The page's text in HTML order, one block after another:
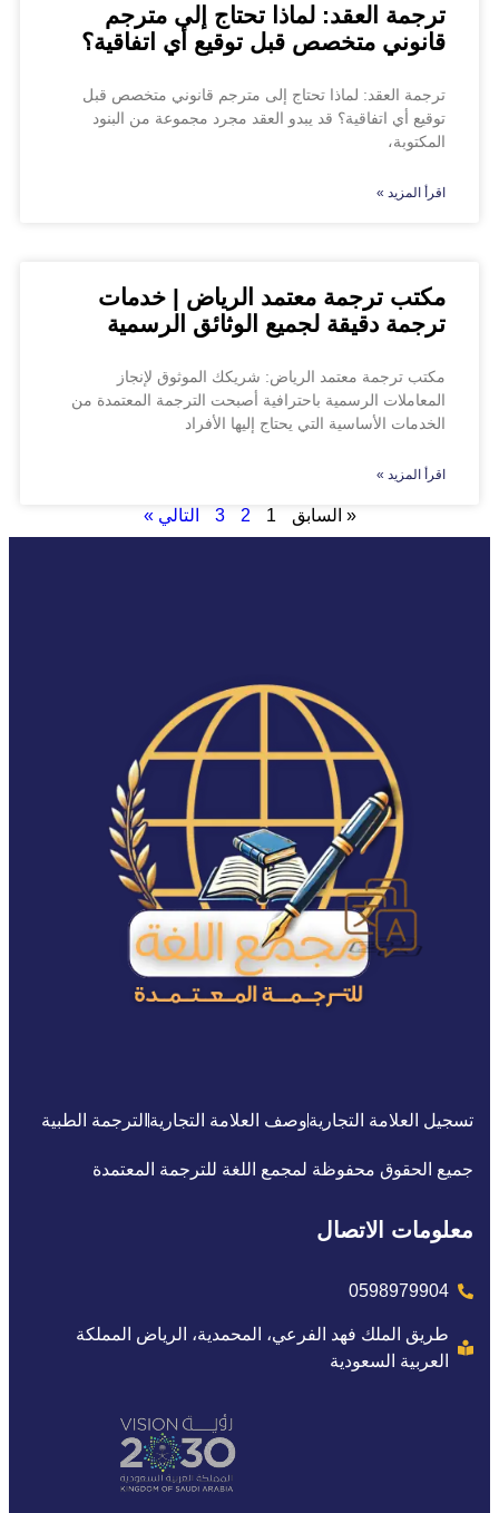
ترجمة العقد: لماذا تحتاج إلى مترجم
قانوني متخصص قبل توقيع أي اتفاقية؟
ترجمة العقد: لماذا تحتاج إلى مترجم قانوني متخصص قبل
توقيع أي اتفاقية؟ قد يبدو العقد مجرد مجموعة من البنود
المكتوبة،
اقرأ المزيد »
مكتب ترجمة معتمد الرياض | خدمات
ترجمة دقيقة لجميع الوثائق الرسمية
مكتب ترجمة معتمد الرياض: شريكك الموثوق لإنجاز
المعاملات الرسمية باحترافية أصبحت الترجمة المعتمدة من
الخدمات الأساسية التي يحتاج إليها الأفراد
اقرأ المزيد »
« السابق 1
2
3 التالي »
تسجيل العلامة التجاريةوصف العلامة التجارية الترجمة الطبية
جميع الحقوق محفوظة لمجمع اللغة للترجمة المعتمدة
معلومات الاتصال
0598979904
طريق الملك فهد الفرعي، المحمدية، الرياض المملكة
العربية السعودية